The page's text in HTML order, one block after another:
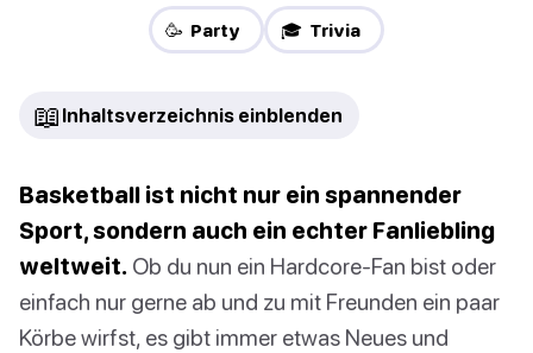
🥳 Party 🎓 Trivia
📖 Inhaltsverzeichnis einblenden
Basketball ist nicht nur ein spannender
Sport, sondern auch ein echter Fanliebling
weltweit. Ob du nun ein Hardcore-Fan bist oder
einfach nur gerne ab und zu mit Freunden ein paar
Körbe wirfst, es gibt immer etwas Neues und